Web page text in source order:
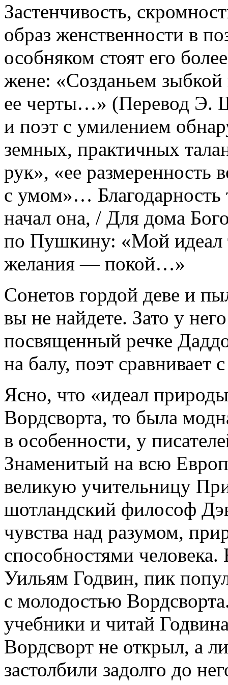
Застенчивость,
образ женственности в
особняком стоят его
жене: «Созданьем
ее черты…» (Перевод Э.
и поэт с умилением
земных, практичных
рук», «ее размеренность
с умом»…
начал она, / Для дома
по Пушкину: «Мой идеал
желания — покой…»
Сонетов гордой деве и
вы не найдете. Зато у
посвященный речке
на балу, поэт сравнивает
Ясно, что «идеал
Вордсворта, то была
в особенности, у
Знаменитый на всю
великую учительницу
шотландский философ
чувства над разумом,
способностями
Уильям Годвин, пик
с молодостью
учебники и читай
Вордсворт не открыл, а
застолбили задолго до